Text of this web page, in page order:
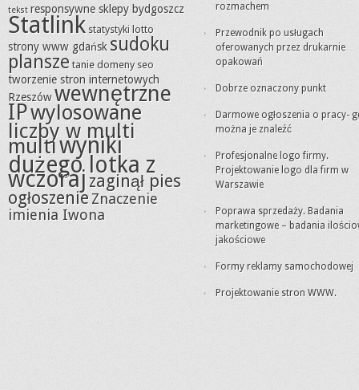
tekst responsywne sklepy bydgoszcz
Statlink statystyki lotto
strony www gdańsk sudoku
plansze tanie domeny seo
tworzenie stron internetowych
Rzeszówwewnętrzne
IPwylosowane
liczby w multi
multiwyniki
dużego lotka z
wczoraj zaginął pies
ogłoszenieZnaczenie
imienia Iwona
rozmachem
Przewodnik po usługach
oferowanych przez drukarnie
opakowań
Dobrze oznaczony punkt
Darmowe ogłoszenia o pracy-
można je znaleźć
Profesjonalne logo firmy.
Projektowanie logo dla firm w
Warszawie
Poprawa sprzedaży. Badania
marketingowe – badania
jakościowe
Formy reklamy samochodowej
Projektowanie stron WWW.